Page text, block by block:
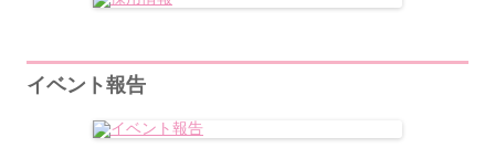
イベント報告